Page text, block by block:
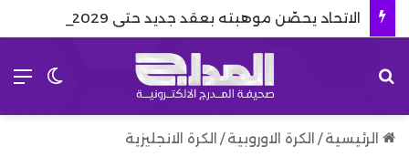
الاتحاد يحصّن موهبته بعقد جديد حتى 2029
الرئيسية / الكرة الاوروبية / الكرة الانجليزية